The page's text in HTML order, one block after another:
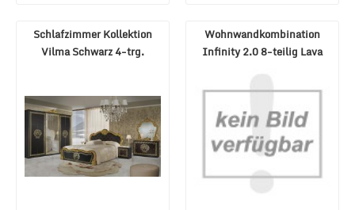
Schlafzimmer Kollektion
Vilma Schwarz 4-trg.
Wohnwandkombination
Infinity 2.0 8-teilig Lava